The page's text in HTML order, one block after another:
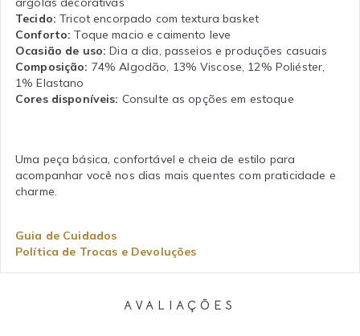
Tecido: Tricot encorpado com textura basket
Conforto: Toque macio e caimento leve
Ocasião de uso: Dia a dia, passeios e produções casuais
Composição: 74% Algodão, 13% Viscose, 12% Poliéster,
1% Elastano
Cores disponíveis: Consulte as opções em estoque
Uma peça básica, confortável e cheia de estilo para
acompanhar você nos dias mais quentes com praticidade e
charme.
Guia de Cuidados
Política de Trocas e Devoluções
AVALIAÇÕES